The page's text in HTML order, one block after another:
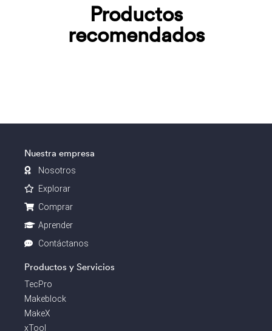
Productos
recomendados
Nuestra empresa
Nosotros
Explorar
Comprar
Aprender
Contáctanos
Productos y Servicios
TecPro
Makeblock
MakeX
xTool